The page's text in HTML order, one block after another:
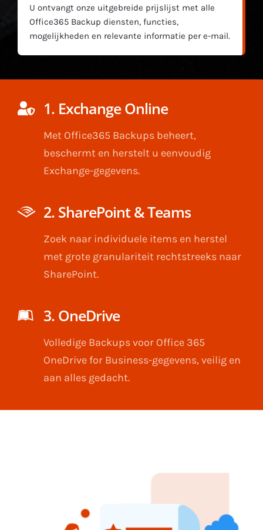
U ontvangt onze uitgebreide prijslijst met alle
Office365 Backup diensten, functies,
mogelijkheden en relevante informatie per e-mail.
1. Exchange Online
Met Office365 Backups beheert,
beschermt en herstelt u eenvoudig
Exchange-gegevens.
2. SharePoint & Teams
Zoek naar individuele items en herstel
met grote granulariteit rechtstreeks naar
SharePoint.
3. OneDrive
Volledige Backups voor Office 365
OneDrive for Business-gegevens, veilig en
aan alles gedacht.